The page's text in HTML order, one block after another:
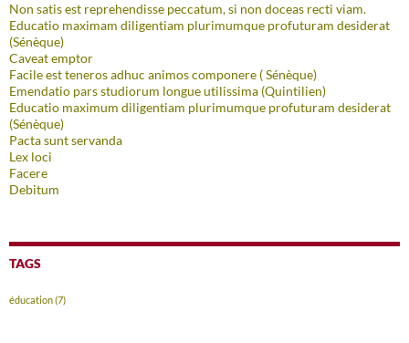
Non satis est reprehendisse peccatum, si non doceas recti viam.
Educatio maximam diligentiam plurimumque profuturam desiderat
(Sénèque)
Caveat emptor
Facile est teneros adhuc animos componere ( Sénèque)
Emendatio pars studiorum longue utilissima (Quintilien)
Educatio maximum diligentiam plurimumque profuturam desiderat
(Sénèque)
Pacta sunt servanda
Lex loci
Facere
Debitum
TAGS
éducation(7)